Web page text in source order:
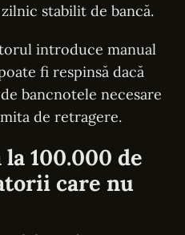
stabilit de bancă.
introduce manual
fi respinsă dacă
bancnotele necesare
de retragere.
100.000 de
care nu